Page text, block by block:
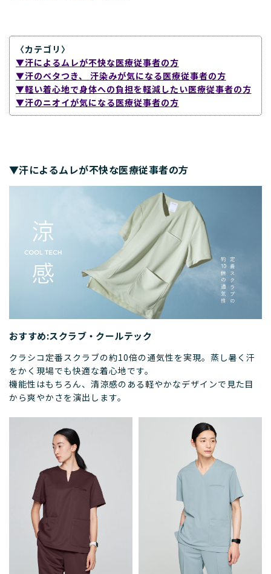
〈カテゴリ〉
▼汗によるムレが不快な医療従事者の方
▼汗のベタつき、 汗染みが気になる医療従事者の方
▼軽い着心地で身体への負担を軽減したい医療従事者の方
▼汗のニオイが気になる医療従事者の方
▼汗によるムレが不快な医療従事者の方
おすすめ:スクラブ・クールテック
クラシコ定番スクラブの約10倍の通気性を実現。蒸し暑く汗
をかく現場でも快適な着心地です。
機能性はもちろん、清涼感のある軽やかなデザインで見た目
から爽やかさを演出します。